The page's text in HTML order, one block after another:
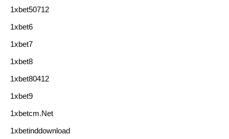
1xbet50712
1xbet6
1xbet7
1xbet8
1xbet80412
1xbet9
1xbetcm.net
1xbetinddownload